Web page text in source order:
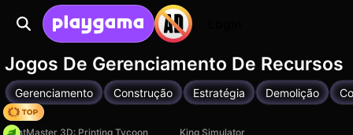
Jogos De Gerenciamento De Recursos
Gerenciamento Construção Estratégia Demolição
Hedgies
PrintMaster 3D: Printing Tycoon
King Simulator